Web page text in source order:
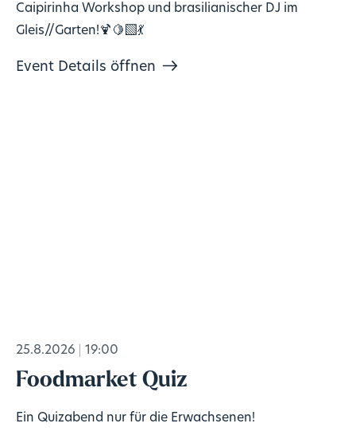
Caipirinha Workshop und brasilianischer DJ im
Gleis//Garten!🍹🍋‍🟩💃
Event Details öffnen
25.8.2026 19:00
Foodmarket Quiz
Ein Quizabend nur für die Erwachsenen!